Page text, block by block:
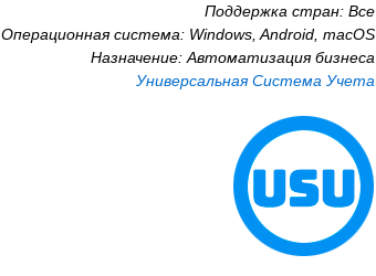
Поддержка стран: Все
Операционная система: Windows, Android, macOS
Назначение: Автоматизация бизнеса
Универсальная Система Учета